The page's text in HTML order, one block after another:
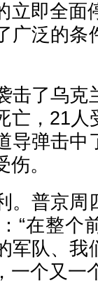
立即全面
广泛的条
击了乌克
亡，21人
导弹击中
。
。普京周
“在整个
军队、我
一个又一